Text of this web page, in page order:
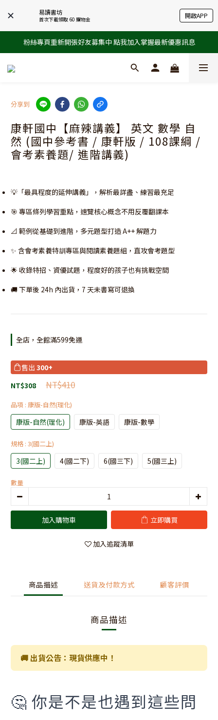
易讀書坊
首次下載領取 60 購物金 開啟APP
粉絲專頁重新開張好友募集中 點我加入掌握最新優惠訊息
分享到
康軒國中【麻辣講義】 英文 數學 自
然 (國中參考書 / 康軒版 / 108課綱 /
會考素養題/ 進階講義)
💡「最具程度的延伸講義」，解析最詳盡、練習最充足
🎯 專區條列學習重點，速覽核心概念不用反覆翻課本
📐 範例從基礎到進階，多元題型打造 A++ 解題力
✨ 含會考素養特訓專區與閱讀素養題組，直攻會考題型
🌟 收錄特招、資優試題，程度好的孩子也有挑戰空間
🚚 下單後 24h 內出貨，7 天未書寫可退換
全店，全館滿599免運
售出 300+
NT$410
NT$308
品項 : 康版-自然(理化)
康版-自然(理化) 康版-英語 康版-數學
規格 : 3(國二上)
3(國二上) 4(國二下) 6(國三下) 5(國三上)
數量
加入購物車 立即購買
加入追蹤清單
商品描述 送貨及付款方式 顧客評價
商品描述
🚚 出貨公告：現貨供應中！
🤔 你是不是也遇到這些問